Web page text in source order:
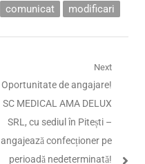
comunicat modificari
Next
Next
post:
Oportunitate de angajare!
SC MEDICAL AMA DELUX
SRL, cu sediul în Pitești –
angajează confecționer pe
perioadă nedeterminată!